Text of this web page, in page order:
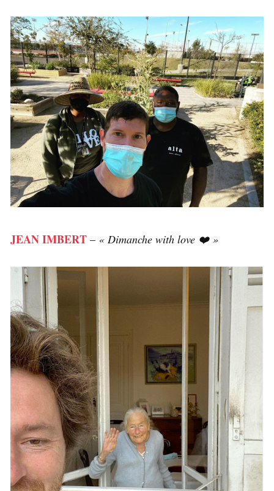
JEAN IMBERT – « Dimanche with love ❤️ »